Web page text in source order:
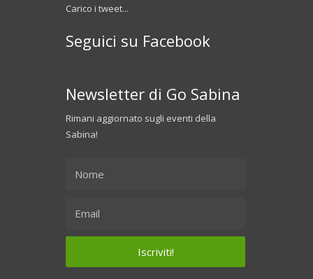
Carico i tweet...
Seguici su Facebook
Newsletter di Go Sabina
Rimani aggiornato sugli eventi della
Sabina!